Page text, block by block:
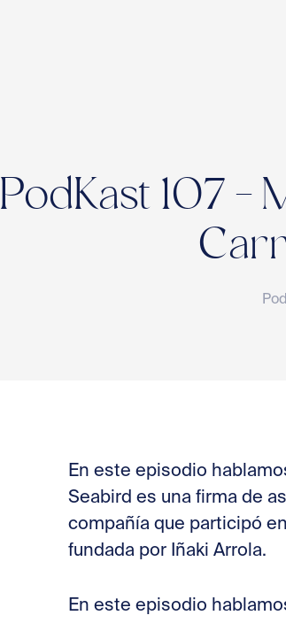
PodKast 107 -
En este episodio
Seabird es una firma de
compañía que participó
fundada por Iñaki Arrola.
En este episodio